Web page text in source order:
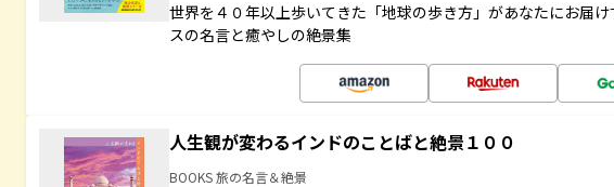
世界を４０年以上歩いてきた「地球の歩き方」があなたにお届
スの名言と癒やしの絶景集
人生観が変わるインドのことばと絶景１００
BOOKS 旅の名言＆絶景